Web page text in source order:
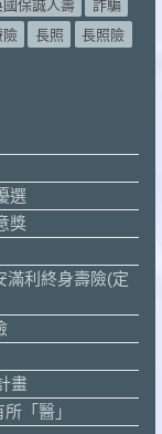
國保誠人壽
詐騙
險 長照
長照險
選
獎
滿利終身壽險(定
畫
「醫」